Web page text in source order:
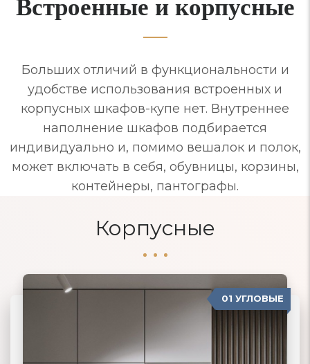
Больших отличий в функциональности и
удобстве использования встроенных и
корпусных шкафов-купе нет. Внутреннее
наполнение шкафов подбирается
индивидуально и, помимо вешалок и полок,
может включать в себя, обувницы, корзины,
контейнеры, пантографы.
Корпусные
01 УГЛОВЫЕ